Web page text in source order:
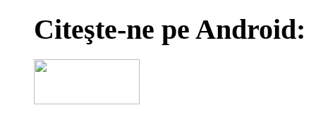
Citeşte-ne pe Android: